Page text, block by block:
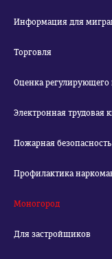
Информация для
Торговля
Оценка регулирующего
Электронная трудовая
Пожарная безопасность
Профилактика
Моногород
Для застройщиков